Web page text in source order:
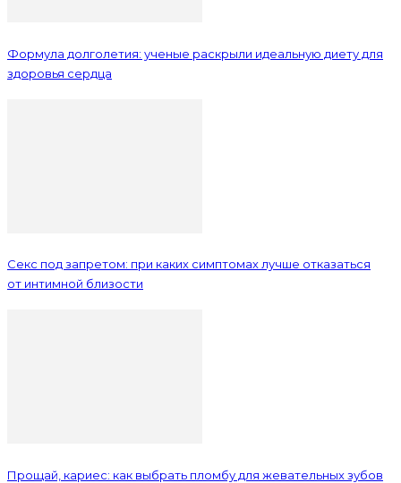
Формула долголетия: ученые раскрыли идеальную диету для
здоровья сердца
Секс под запретом: при каких симптомах лучше отказаться
от интимной близости
Прощай, кариес: как выбрать пломбу для жевательных зубов